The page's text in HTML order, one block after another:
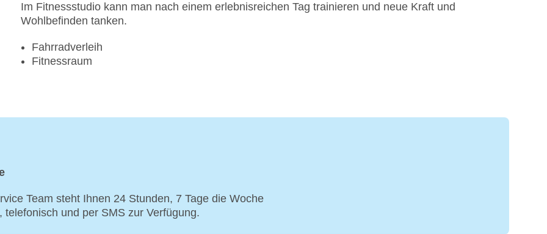
Im Fitnessstudio kann man nach einem erlebnisreichen Tag trainieren und neue Kraft und
Wohlbefinden tanken.
Fahrradverleih
Fitnessraum
Team steht Ihnen 24 Stunden, 7 Tage die Woche
und per SMS zur Verfügung.